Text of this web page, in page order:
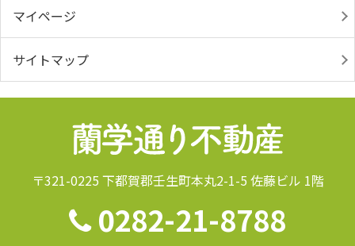
マイページ
サイトマップ
〒321-0225 下都賀郡壬生町本丸2-1-5 佐藤ビル 1階
0282-21-8788